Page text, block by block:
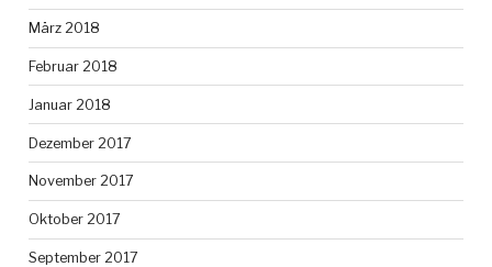
März 2018
Februar 2018
Januar 2018
Dezember 2017
November 2017
Oktober 2017
September 2017